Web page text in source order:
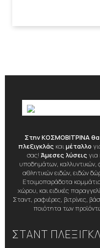
Στην ΚΟΣΜΟΒΙΤΡΙΝΑ θα
πλεξιγκλάς καιμέταλλο
σας! Άμεσες λύσεις
υποδημάτων,
αθλητικών ειδών, ειδών
Ετοιμοπαράδοτα
χώρου, και ειδικές
Σταντ, ραφιέρες, βιτρίνες,
ποιότητα των
ΣΤΑΝΤ